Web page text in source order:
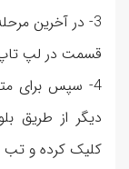
3- در آخرین
قسمت در لپ
4- سپس برای
دیگر از طریق
کلیک کرده و تب